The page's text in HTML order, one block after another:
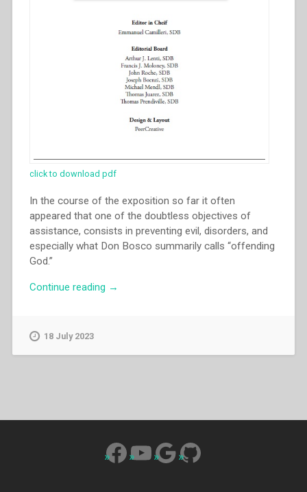
click to download pdf
In the course of the exposition so far it often
appeared that one of the doubtless objectives of
assistance, consists in preventing evil, disorders, and
especially what Don Bosco summarily calls “offending
God.”
Continue reading “Rik
Preventive
(1876-
1884)
→
18 July 2023
Facebook
YouTube
Google
GitHub